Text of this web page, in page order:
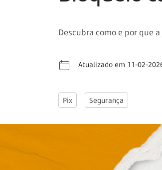
Descubra como e por que
Atualizado em 11-02-
Pix Segurança